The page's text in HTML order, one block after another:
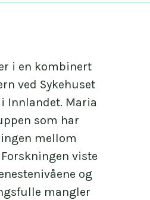
i en kombinert
ved Sykehuset
Innlandet. Maria
som har
mellom
viste
og
mangler